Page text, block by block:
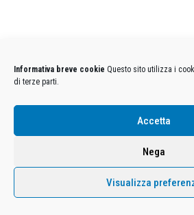
Informativa breve cookie Questo sito utilizza i
di terze parti.
Accetta
Nega
Visualizza